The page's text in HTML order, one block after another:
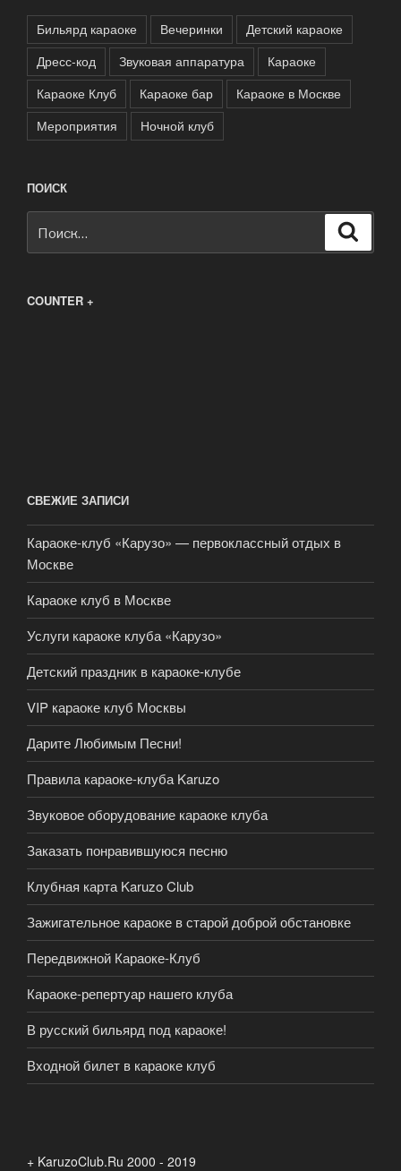
Бильярд караоке Вечеринки
Детский караоке
Дресс-код
Звуковая аппаратура
Караоке
Караоке Клуб
Караоке бар
Караоке в Москве
Мероприятия
Ночной клуб
ПОИСК
COUNTER +
СВЕЖИЕ ЗАПИСИ
Караоке-клуб «Карузо» — первоклассный отдых в
Москве
Караоке клуб в Москве
Услуги караоке клуба «Карузо»
Детский праздник в караоке-клубе
VIP караоке клуб Москвы
Дарите Любимым Песни!
Правила караоке-клуба Karuzo
Звуковое оборудование караоке клуба
Заказать понравившуюся песню
Клубная карта Karuzo Club
Зажигательное караоке в старой доброй обстановке
Передвижной Караоке-Клуб
Караоке-репертуар нашего клуба
В русский бильярд под караоке!
Входной билет в караоке клуб
+ KaruzoClub.Ru 2000 - 2019